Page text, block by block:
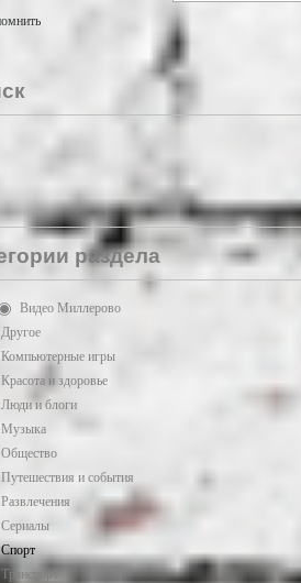
раздела
Видео Миллерово
Другое
Компьютерные игры
Красота и здоровье
Люди и блоги
Музыка
Общество
Путешествия и события
Развлечения
Сериалы
Спорт
Транспорт